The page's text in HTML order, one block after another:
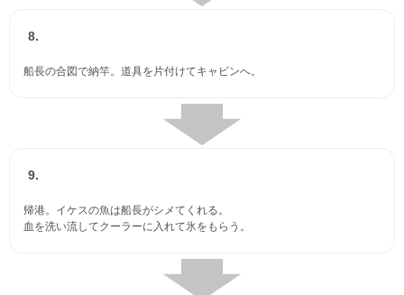
8.
船長の合図で納竿。道具を片付けてキャビンへ。
9.
帰港。イケスの魚は船長がシメてくれる。
血を洗い流してクーラーに入れて氷をもらう。